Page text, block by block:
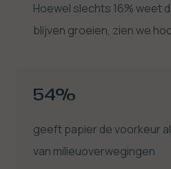
Hoewel slechts 16% weet
blijven groeien, zien we
54%
geeft papier de voorkeur
van milieuoverwegingen